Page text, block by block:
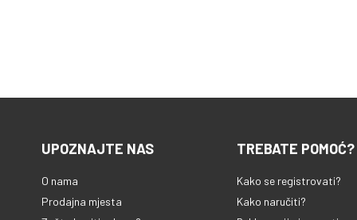
UPOZNAJTE NAS
O nama
Prodajna mjesta
TREBATE POMOĆ?
Kako se registrovati?
Kako naručiti?